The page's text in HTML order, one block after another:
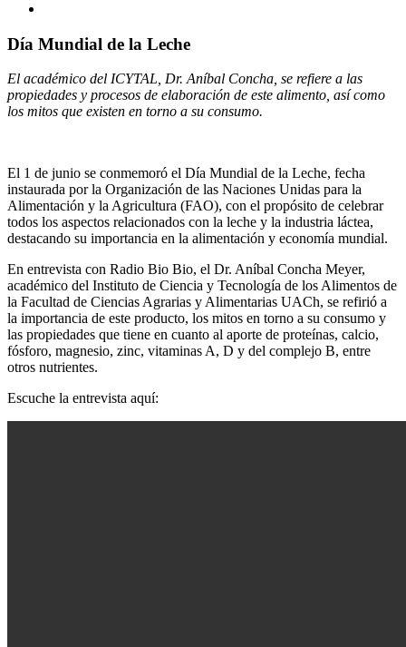
Día Mundial de la Leche
El académico del ICYTAL, Dr. Aníbal Concha, se refiere a las
propiedades y procesos de elaboración de este alimento, así como
los mitos que existen en torno a su consumo.
El 1 de junio se conmemoró el Día Mundial de la Leche, fecha
instaurada por la Organización de las Naciones Unidas para la
Alimentación y la Agricultura (FAO), con el propósito de celebrar
todos los aspectos relacionados con la leche y la industria láctea,
destacando su importancia en la alimentación y economía mundial.
En entrevista con Radio Bio Bio, el Dr. Aníbal Concha Meyer,
académico del Instituto de Ciencia y Tecnología de los Alimentos de
la Facultad de Ciencias Agrarias y Alimentarias UACh, se refirió a
la importancia de este producto, los mitos en torno a su consumo y
las propiedades que tiene en cuanto al aporte de proteínas, calcio,
fósforo, magnesio, zinc, vitaminas A, D y del complejo B, entre
otros nutrientes.
Escuche la entrevista aquí: